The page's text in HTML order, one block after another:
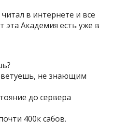
в интернете и все
эта Академия есть уже в
не знающим
до сервера
400к сабов.